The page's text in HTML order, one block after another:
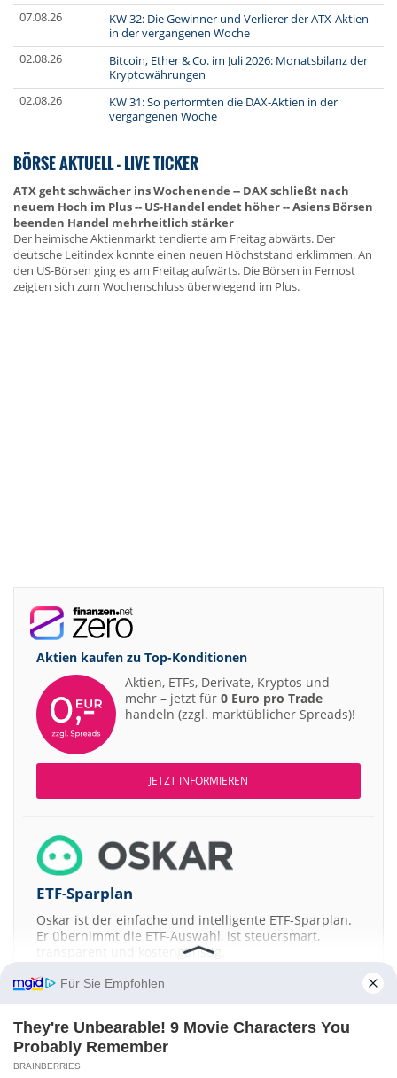
07.08.26
KW 32: Die Gewinner und Verlierer der ATX-Aktien
in der vergangenen Woche
02.08.26
Bitcoin, Ether & Co. im Juli 2026: Monatsbilanz der
Kryptowährungen
02.08.26
KW 31: So performten die DAX-Aktien in der
vergangenen Woche
BÖRSE AKTUELL - LIVE TICKER
ATX geht schwächer ins Wochenende -- DAX schließt nach
neuem Hoch im Plus -- US-Handel endet höher -- Asiens Börsen
beenden Handel mehrheitlich stärker
Der heimische Aktienmarkt tendierte am Freitag abwärts. Der
deutsche Leitindex konnte einen neuen Höchststand erklimmen. An
den US-Börsen ging es am Freitag aufwärts. Die Börsen in Fernost
zeigten sich zum Wochenschluss überwiegend im Plus.
Aktien kaufen zu Top-Konditionen
Aktien, ETFs, Derivate, Kryptos und
mehr – jetzt für 0 Euro pro Trade
handeln (zzgl. marktüblicher Spreads)!
JETZT INFORMIEREN
ETF-Sparplan
Oskar ist der einfache und intelligente ETF-Sparplan.
Er übernimmt die ETF-Auswahl, ist steuersmart,
transparent und kostengünstig.
JETZT MEHR ERFAHREN
Für Sie Empfohlen
They're Unbearable! 9 Movie Characters You
Probably Remember
BRAINBERRIES